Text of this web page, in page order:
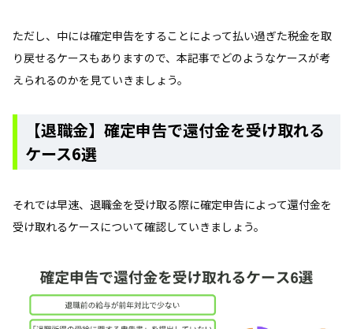
ただし、中には確定申告をすることによって払い過ぎた税金を取
り戻せるケースもありますので、本記事でどのようなケースが考
えられるのかを見ていきましょう。
【退職金】確定申告で還付金を受け取れる
ケース6選
それでは早速、退職金を受け取る際に確定申告によって還付金を
受け取れるケースについて確認していきましょう。